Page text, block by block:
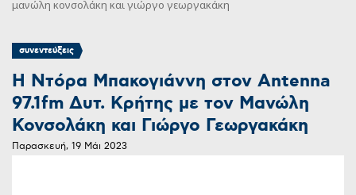
μανώλη κονσολάκη και γιώργο γεωργακάκη
συνεντεύξεις
Η Ντόρα Μπακογιάννη στον Antenna
97.1fm Δυτ. Κρήτης με τον Μανώλη
Κονσολάκη και Γιώργο Γεωργακάκη
Παρασκευή, 19 Μάι 2023